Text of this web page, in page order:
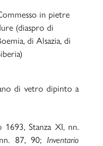
in pietre
(diaspro di
di Alsazia, di
di vetro dipinto a
1693, Stanza XI, nn.
87, 90; Inventario